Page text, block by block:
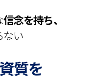
信念を持ち、
ない
質を